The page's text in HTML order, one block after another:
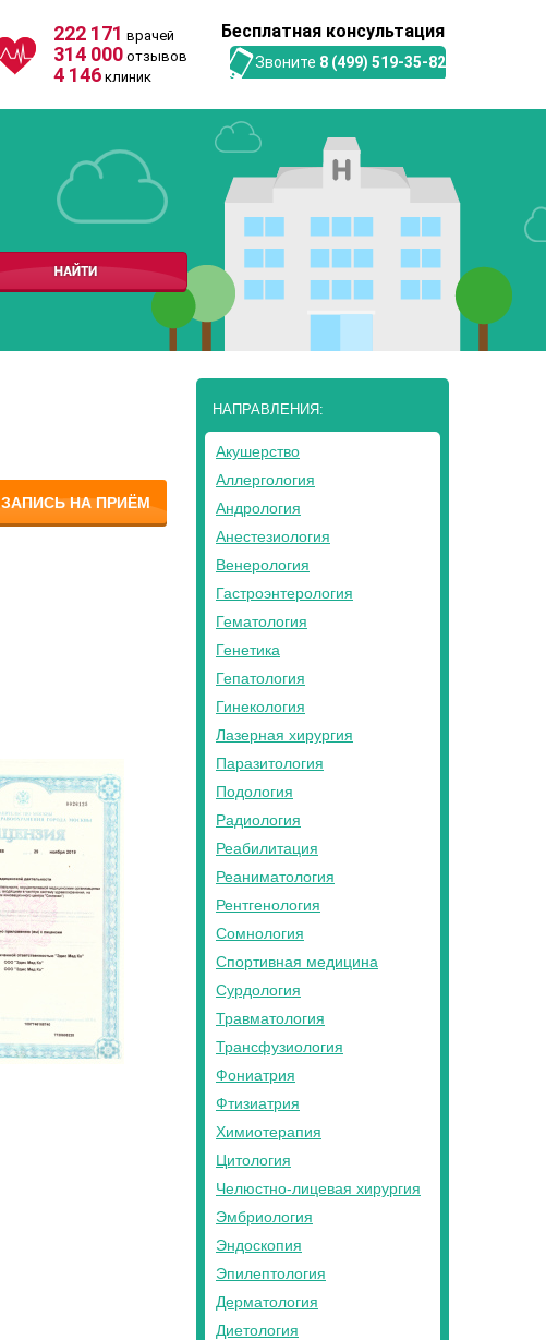
222 171 врачей
314 000 отзывов
4 146 клиник
Бесплатная консультация
Звоните 8 (499) 519-35-82
ЗАПИСЬ НА ПРИЁМ
НАПРАВЛЕНИЯ:
Акушерство
Аллергология
Андрология
Анестезиология
Венерология
Гастроэнтерология
Гематология
Генетика
Гепатология
Гинекология
Лазерная хирургия
Паразитология
Подология
Радиология
Реабилитация
Реаниматология
Рентгенология
Сомнология
Спортивная медицина
Сурдология
Травматология
Трансфузиология
Фониатрия
Фтизиатрия
Химиотерапия
Цитология
Челюстно-лицевая хирургия
Эмбриология
Эндоскопия
Эпилептология
Дерматология
Диетология